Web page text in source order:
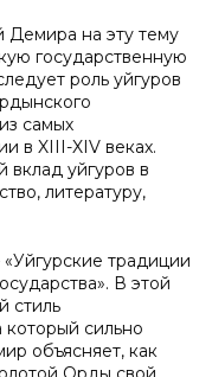
Демира на эту тему
государственную
роль уйгуров
самых
в XIII-XIV веках.
вклад уйгуров в
литературу,
традиции
В этой
стиль
который сильно
объясняет, как